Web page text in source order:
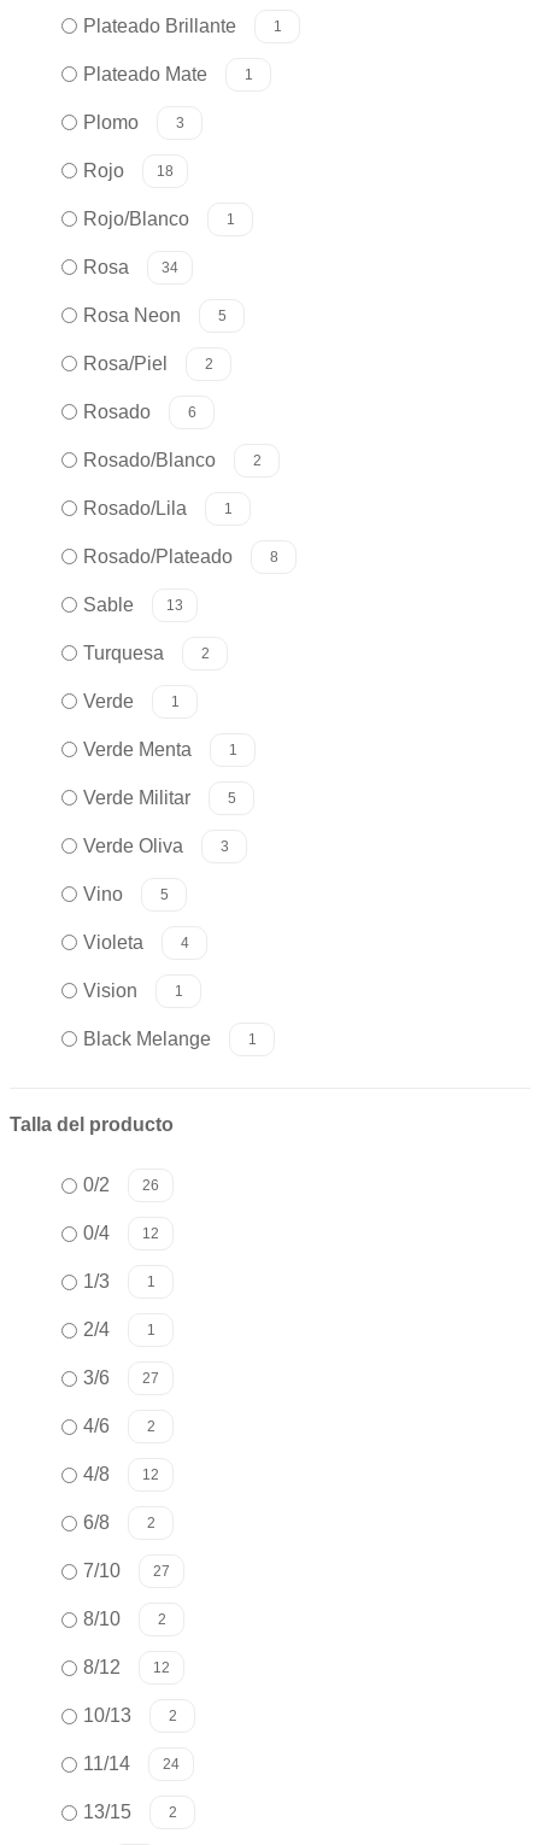
Plateado Brillante 1
Plateado Mate 1
Plomo 3
Rojo 18
Rojo/Blanco 1
Rosa 34
Rosa Neon 5
Rosa/Piel 2
Rosado 6
Rosado/Blanco 2
Rosado/Lila 1
Rosado/Plateado 8
Sable 13
Turquesa 2
Verde 1
Verde Menta 1
Verde Militar 5
Verde Oliva 3
Vino 5
Violeta 4
Vision 1
Black Melange 1
Talla del producto
0/2 26
0/4 12
1/3 1
2/4 1
3/6 27
4/6 2
4/8 12
6/8 2
7/10 27
8/10 2
8/12 12
10/13 2
11/14 24
13/15 2